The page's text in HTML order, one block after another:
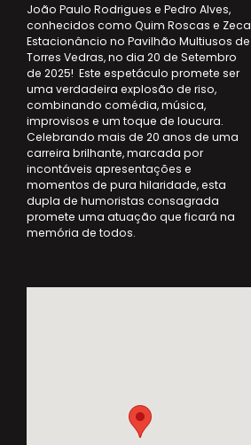
João Paulo Rodrigues e Pedro Alves,
conhecidos como Quim Roscas e Zeca
Estacionâncio no Pavilhão Multiusos de
Torres Vedras, no dia 20 de Setembro
de 2025! Este espetáculo promete ser
uma verdadeira explosão de riso,
combinando comédia, música,
improvisos e um toque de loucura.
Celebrando mais de 20 anos de uma
carreira brilhante, marcada por
incontáveis apresentações e
momentos de pura hilaridade, esta
dupla de humoristas consagrada
promete uma atuação que ficará na
memória de todos.